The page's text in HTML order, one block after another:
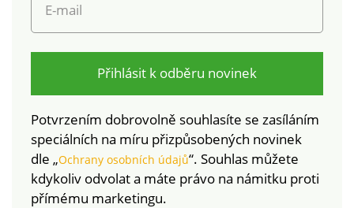
E-mail
Přihlásit k odběru novinek
Potvrzením dobrovolně souhlasíte se zasíláním
speciálních na míru přizpůsobených novinek
dle „Ochrany osobních údajů“. Souhlas můžete
kdykoliv odvolat a máte právo na námitku proti
přímému marketingu.